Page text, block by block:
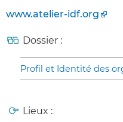
www.atelier-idf.org
Dossier :
Profil et Identité des
Lieux :